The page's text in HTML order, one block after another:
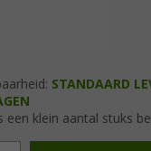
STANDAARD
een klein aantal stuks